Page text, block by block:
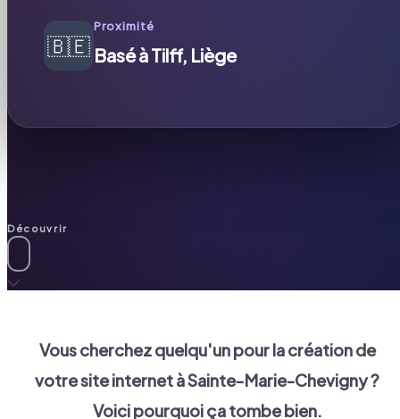
🇧🇪
Proximité
Basé à Tilff, Liège
Découvrir
Vous cherchez quelqu'un pour la création de
votre site internet àSainte-Marie-Chevigny?
Voici pourquoi ça tombe bien.